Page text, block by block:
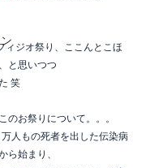
ジオ祭り、ここんとこほ
と思いつつ
笑
お祭りについて。。。
人もの死者を出した伝染病
ら始まり、